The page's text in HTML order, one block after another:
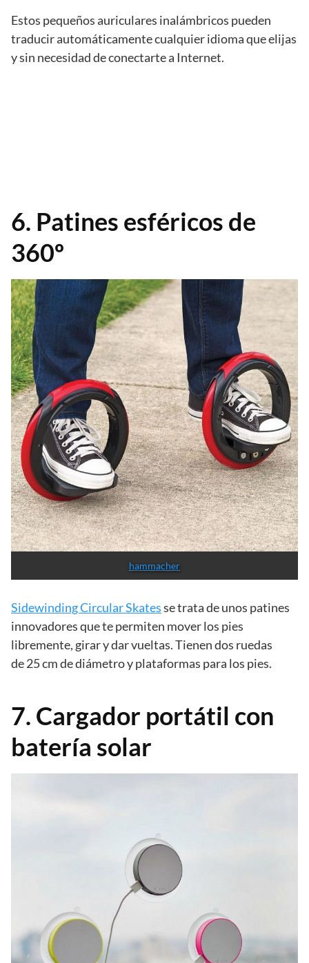
Estos pequeños auriculares inalámbricos pueden
traducir automáticamente cualquier idioma que elijas
y sin necesidad de conectarte a Internet.
6. Patines esféricos de
360º
hammacher
Sidewinding Circular Skatesse trata de unos patines
innovadores que te permiten mover los pies
libremente, girar y dar vueltas. Tienen dos ruedas
de 25 cm de diámetro y plataformas para los pies.
7. Cargador portátil con
batería solar